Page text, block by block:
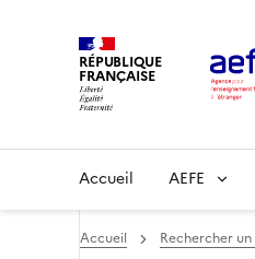
RÉPUBLIQUE
FRANÇAISE
Main
navigation
Accueil AEFE
Accueil Rechercher